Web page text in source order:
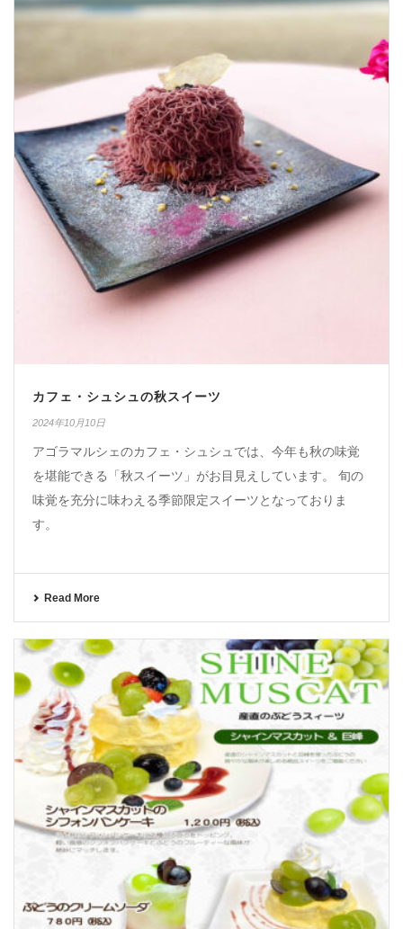
カフェ・シュシュの秋スイーツ
2024年10月10日
アゴラマルシェのカフェ・シュシュでは、今年も秋の味覚
を堪能できる「秋スイーツ」がお目見えしています。 旬の
味覚を充分に味わえる季節限定スイーツとなっておりま
す。
Read More